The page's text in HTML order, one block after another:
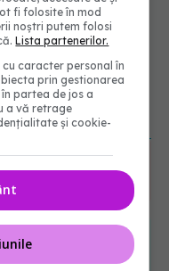
simptomele
6560
fi folosite în mod
noștri putem folosi
Lista partenerilor.
caracter personal în
prin gestionarea
partea de jos a
a vă retrage
și cookie-